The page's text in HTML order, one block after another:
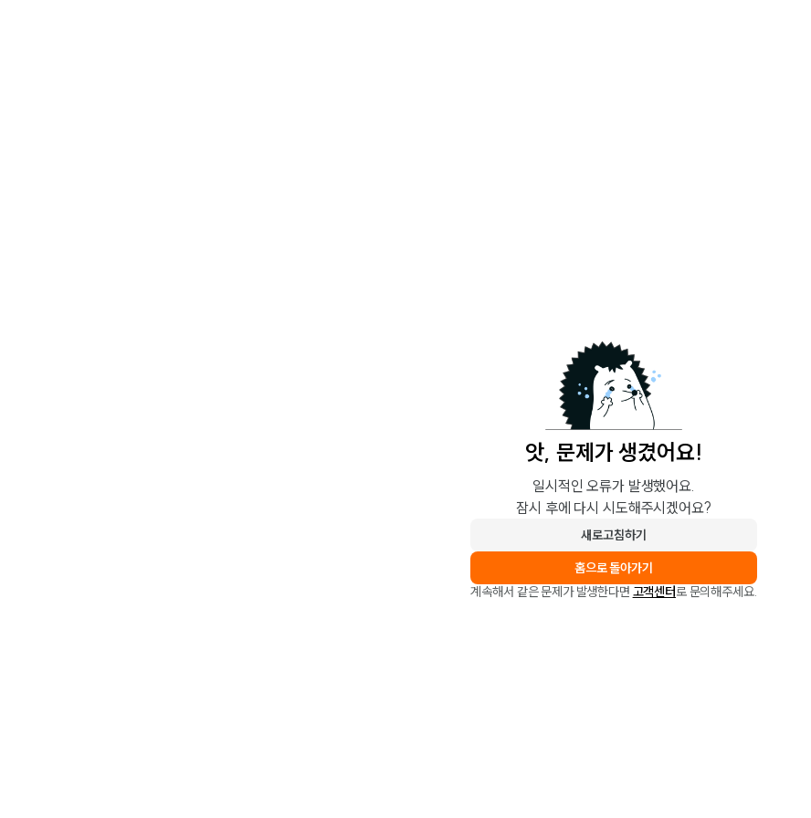
앗, 문제가 생겼어요!
일시적인 오류가 발생했어요.
잠시 후에 다시 시도해주시겠어요?
새로고침하기
홈으로 돌아가기
계속해서 같은 문제가 발생한다면 고객센터로 문의해주세요.